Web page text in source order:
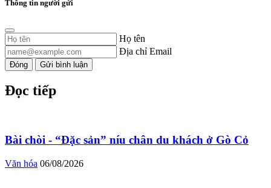
Thông tin người gửi
Họ tên
Địa chỉ Email
Đóng Gửi bình luận
Đọc tiếp
Bài chòi - “Đặc sản” níu chân du khách ở Gò Cỏ
Văn hóa 06/08/2026